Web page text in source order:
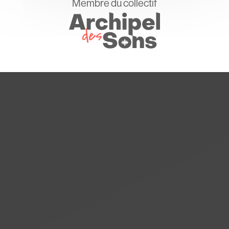
Membre du collectif